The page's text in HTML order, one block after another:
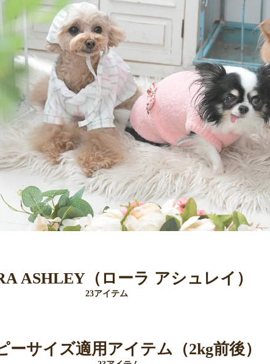
ASHLEY（ローラ アシュレイ）
23アイテム
ーサイズ適用アイテム（2kg前後）